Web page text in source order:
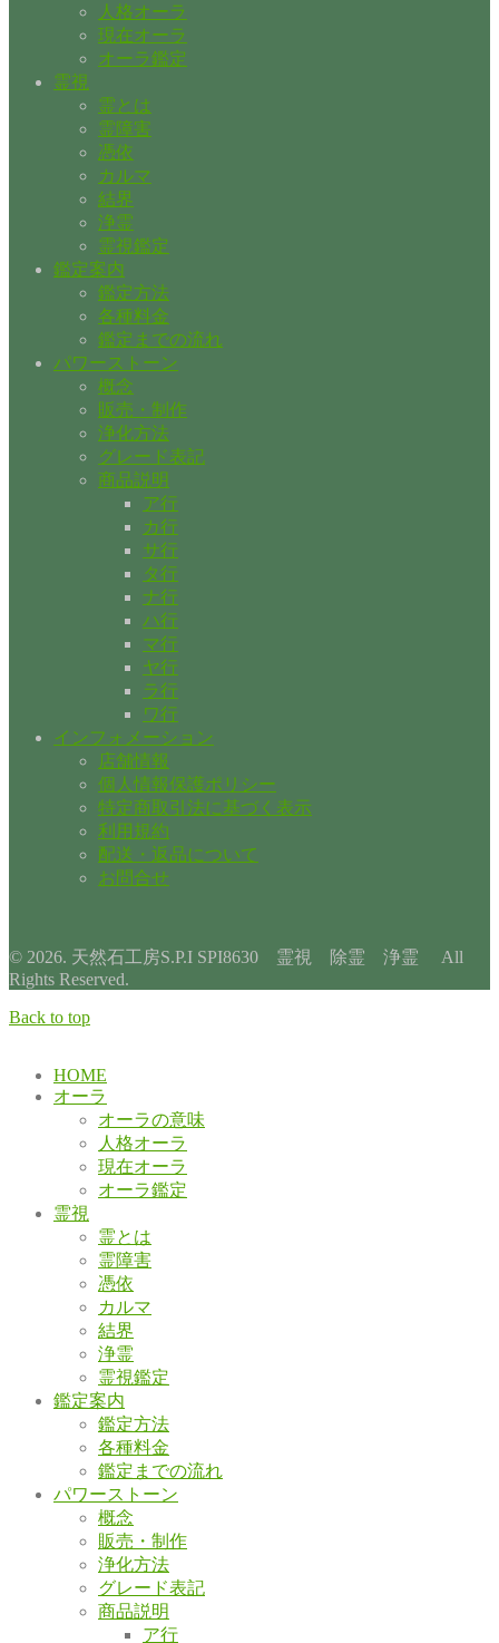
人格オーラ
現在オーラ
オーラ鑑定
霊視
霊とは
霊障害
憑依
カルマ
結界
浄霊
霊視鑑定
鑑定案内
鑑定方法
各種料金
鑑定までの流れ
パワーストーン
概念
販売・制作
浄化方法
グレード表記
商品説明
ア行
カ行
サ行
タ行
ナ行
ハ行
マ行
ヤ行
ラ行
ワ行
インフォメーション
店舗情報
個人情報保護ポリシー
特定商取引法に基づく表示
利用規約
配送・返品について
お問合せ
© 2026. 天然石工房S.P.I SPI8630 霊視 除霊 浄霊 All
Rights Reserved.
Back to top
HOME
オーラ
オーラの意味
人格オーラ
現在オーラ
オーラ鑑定
霊視
霊とは
霊障害
憑依
カルマ
結界
浄霊
霊視鑑定
鑑定案内
鑑定方法
各種料金
鑑定までの流れ
パワーストーン
概念
販売・制作
浄化方法
グレード表記
商品説明
ア行